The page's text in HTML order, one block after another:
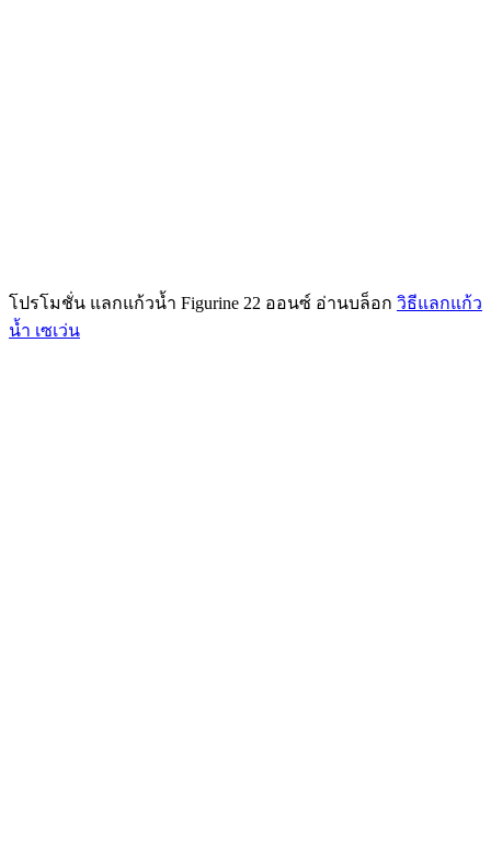
โปรโมชั่น แลกแก้วน้ำ Figurine 22 ออนซ์ อ่านบล็อก วิธีแลกแก้ว
น้ำ เซเว่น